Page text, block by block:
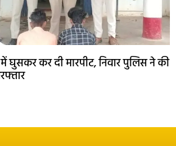
कर दी मारपीट, निवार पुलिस ने की